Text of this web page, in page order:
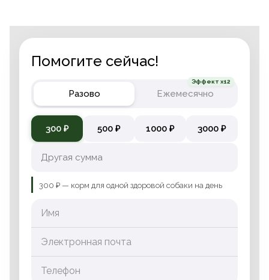
Помогите сейчас!
Разово Ежемесячно
Эффект x12
300 ₽ 500 ₽ 1000 ₽ 3000 ₽
300 ₽ — корм для одной здоровой собаки на день
Имя
Электронная почта
Телефон